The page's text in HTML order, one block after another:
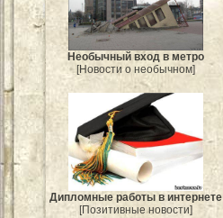
Необычный вход в метро
[Новости о необычном]
Дипломные работы в интернете
[Позитивные новости]